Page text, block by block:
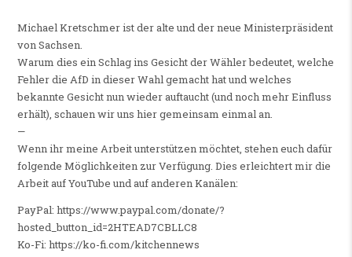
Michael Kretschmer ist der alte und der neue Ministerpräsident
von Sachsen.
Warum dies ein Schlag ins Gesicht der Wähler bedeutet, welche
Fehler die AfD in dieser Wahl gemacht hat und welches
bekannte Gesicht nun wieder auftaucht (und noch mehr Einfluss
erhält), schauen wir uns hier gemeinsam einmal an.
—
Wenn ihr meine Arbeit unterstützen möchtet, stehen euch dafür
folgende Möglichkeiten zur Verfügung. Dies erleichtert mir die
Arbeit auf YouTube und auf anderen Kanälen:
PayPal: https://www.paypal.com/donate/?
hosted_button_id=2HTEAD7CBLLC8
Ko-Fi: https://ko-fi.com/kitchennews